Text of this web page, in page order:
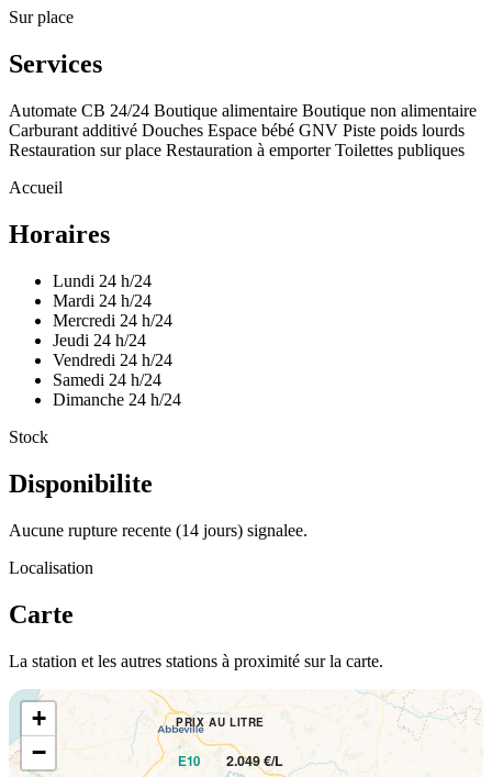
Sur place
Services
Automate CB 24/24 Boutique alimentaire Boutique non alimentaire
Carburant additivé Douches Espace bébé GNV Piste poids lourds
Restauration sur place Restauration à emporter Toilettes publiques
Accueil
Horaires
Lundi 24 h/24
Mardi 24 h/24
Mercredi 24 h/24
Jeudi 24 h/24
Vendredi 24 h/24
Samedi 24 h/24
Dimanche 24 h/24
Stock
Disponibilite
Aucune rupture recente (14 jours) signalee.
Localisation
Carte
La station et les autres stations à proximité sur la carte.
PRIX AU LITRE
E10 2.049 €/L
+
−